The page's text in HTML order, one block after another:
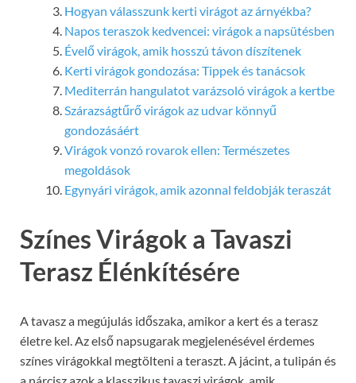
Hogyan válasszunk kerti virágot az árnyékba?
Napos teraszok kedvencei: virágok a napsütésben
Évelő virágok, amik hosszú távon díszítenek
Kerti virágok gondozása: Tippek és tanácsok
Mediterrán hangulatot varázsoló virágok a kertbe
Szárazságtűrő virágok az udvar könnyű
gondozásáért
Virágok vonzó rovarok ellen: Természetes
megoldások
Egynyári virágok, amik azonnal feldobják teraszát
Színes Virágok a Tavaszi
Terasz Élénkítésére
A tavasz a megújulás időszaka, amikor a kert és a terasz
életre kel. Az első napsugarak megjelenésével érdemes
színes virágokkal megtölteni a teraszt. A jácint, a tulipán és